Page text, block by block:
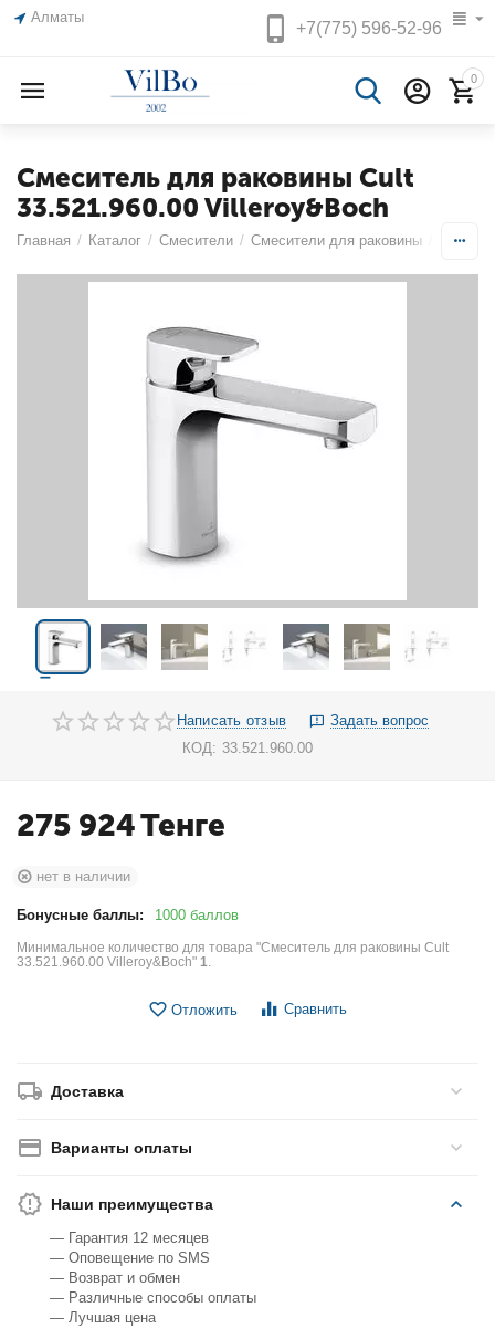
Алматы
+7(775)596-52-96
0
Смеситель для раковины Cult
33.521.960.00 Villeroy&Boch
Главная / Каталог / Смесители / Смесители для раковины
Написать отзыв
Задать вопрос
КОД: 33.521.960.00
275 924Тенге
нет в наличии
Бонусные баллы: 1000 баллов
Минимальное количество для товара "Смеситель для раковины Cult
33.521.960.00 Villeroy&Boch"1.
Отложить Сравнить
Доставка
Варианты оплаты
Наши преимущества
— Гарантия 12 месяцев
— Оповещение по SMS
— Возврат и обмен
— Различные способы оплаты
— Лучшая цена